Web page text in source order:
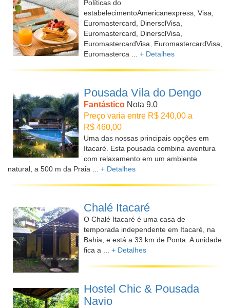
Políticas do
estabelecimentoAmericanexpress, Visa,
Euromastercard, DinersclVisa,
Euromastercard, DinersclVisa,
EuromastercardVisa, EuromastercardVisa,
Euromasterca ... + Detalhes
Pousada Vila do Dengo
Fantástico Nota 9.0
Preço varia entre R$ 240,00 a
R$ 460,00
Uma das nossas principais opções em
Itacaré. Esta pousada combina aventura
com relaxamento em um ambiente
natural, a 500 m da Praia ... + Detalhes
Chalé Itacaré
O Chalé Itacaré é uma casa de
temporada independente em Itacaré, na
Bahia, e está a 33 km de Ponta. A unidade
fica a ... + Detalhes
Hostel Chic & Pousada
Navio